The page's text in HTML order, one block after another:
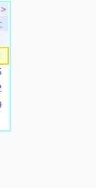
＞